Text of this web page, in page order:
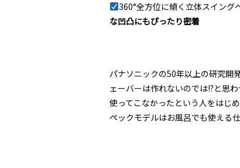
360°全方位に傾く立体スイング
な凹凸にもぴったり密着
パナソニックの50年以上の研究開
ェーバーは作れないのでは!?と思
使ってこなかったという人をはじ
ペックモデルはお風呂でも使える